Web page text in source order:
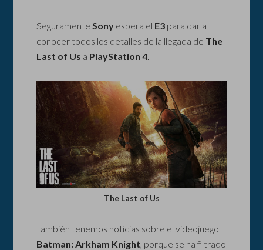
SeguramenteSony espera el E3 para dar a
conocer todos los detalles de la llegada de The
Last of Us a PlayStation 4.
The Last of Us
También tenemos noticias sobre el videojuego
Batman: Arkham Knight , porque se ha filtrado